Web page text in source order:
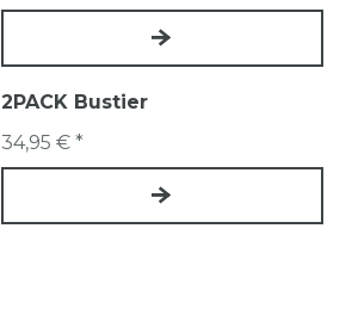
2PACK Bustier
34,95 € *